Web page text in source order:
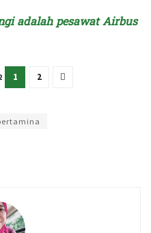
adalah pesawat Airbus
1 2